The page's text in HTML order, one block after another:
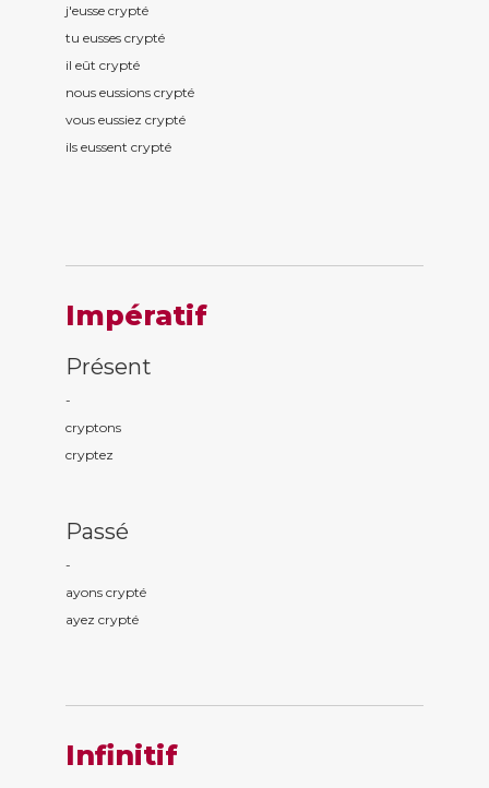
j'eusse crypté
tu eusses crypté
il eût crypté
nous eussions crypté
vous eussiez crypté
ils eussent crypté
Impératif
Présent
-
cryptons
cryptez
Passé
-
ayons crypté
ayez crypté
Infinitif